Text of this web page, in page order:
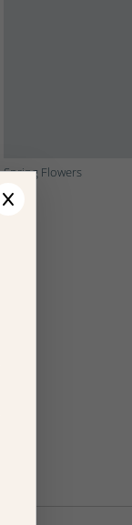
Spring Flowers